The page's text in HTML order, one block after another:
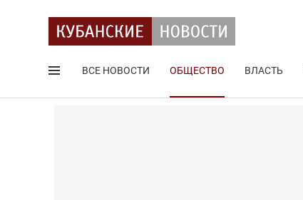
ВСЕ НОВОСТИ ОБЩЕСТВО ВЛАСТЬ